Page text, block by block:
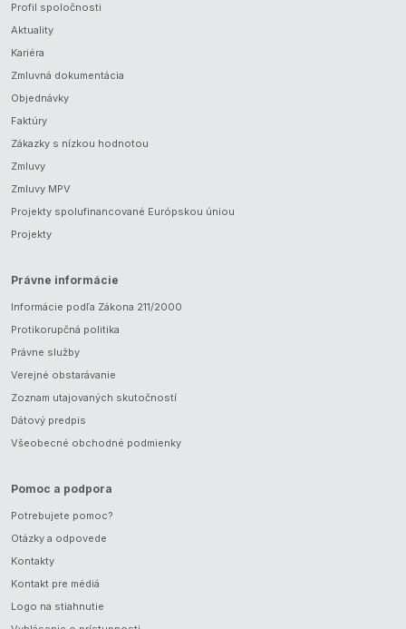
Profil spoločnosti
Aktuality
Kariéra
Zmluvná dokumentácia
Objednávky
Faktúry
Zákazky s nízkou hodnotou
Zmluvy
Zmluvy MPV
Projekty spolufinancované Európskou úniou
Projekty
Právne informácie
Informácie podľa Zákona 211/2000
Protikorupčná politika
Právne služby
Verejné obstarávanie
Zoznam utajovaných skutočností
Dátový predpis
Všeobecné obchodné podmienky
Pomoc a podpora
Potrebujete pomoc?
Otázky a odpovede
Kontakty
Kontakt pre médiá
Logo na stiahnutie